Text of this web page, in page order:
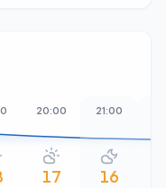
20:00
17
21:00
16